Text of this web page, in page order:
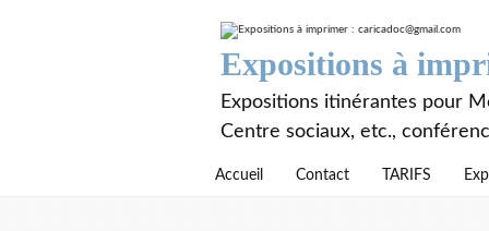
Expositions à
Expositions itinérantes pour
Centre sociaux, etc.,
Accueil Contact TARIFS